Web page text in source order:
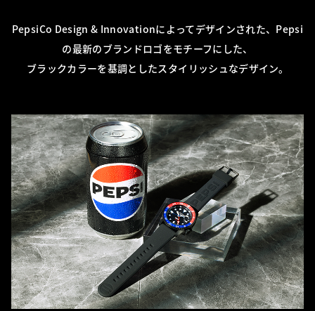
PepsiCo Design & Innovationによってデザインされた、Pepsi
の最新のブランドロゴをモチーフにした、
ブラックカラーを基調としたスタイリッシュなデザイン。